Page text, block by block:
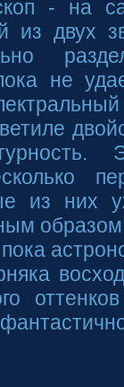
- на
из двух
не
из них